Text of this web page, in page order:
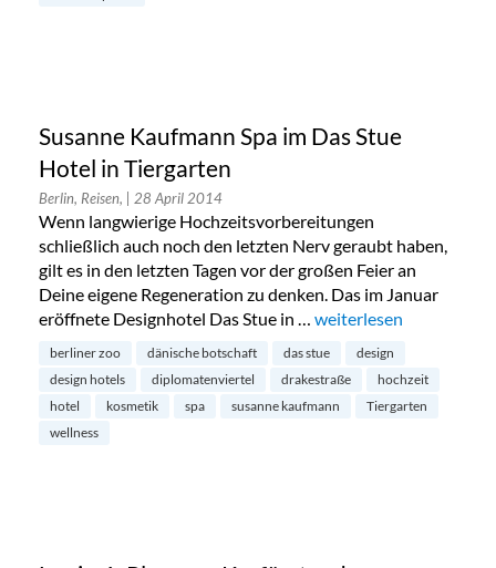
Susanne Kaufmann Spa im Das Stue
Hotel in Tiergarten
Berlin, Reisen, | 28 April 2014
Wenn langwierige Hochzeitsvorbereitungen
schließlich auch noch den letzten Nerv geraubt haben,
gilt es in den letzten Tagen vor der großen Feier an
Deine eigene Regeneration zu denken. Das im Januar
eröffnete Designhotel Das Stue in … „Susanne Kaufmann
weiterlesen
berliner zoo dänische botschaft das stue
design
design hotels
diplomatenviertel drakestraße
hochzeit
hotel
kosmetik spa susanne kaufmann
Tiergarten
wellness